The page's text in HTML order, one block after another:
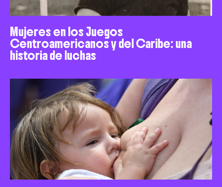
Mujeres en los Juegos
Centroamericanos y del Caribe: una
historia de luchas